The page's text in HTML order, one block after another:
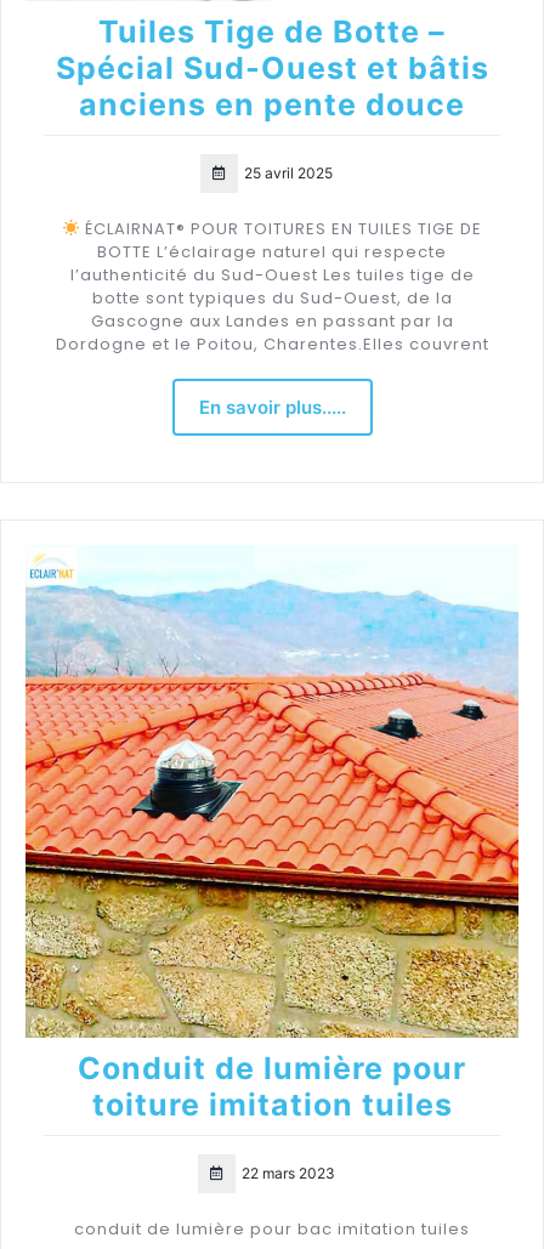
Tuiles Tige de Botte –
Spécial Sud-Ouest et bâtis
anciens en pente douce
25 avril 2025
ÉCLAIRNAT® POUR TOITURES EN TUILES TIGE DE
BOTTE L’éclairage naturel qui respecte
l’authenticité du Sud-Ouest Les tuiles tige de
botte sont typiques du Sud-Ouest, de la
Gascogne aux Landes en passant par la
Dordogne et le Poitou, Charentes.Elles couvrent
En savoir plus.....
Conduit de lumière pour
toiture imitation tuiles
22 mars 2023
conduit de lumière pour bac imitation tuiles